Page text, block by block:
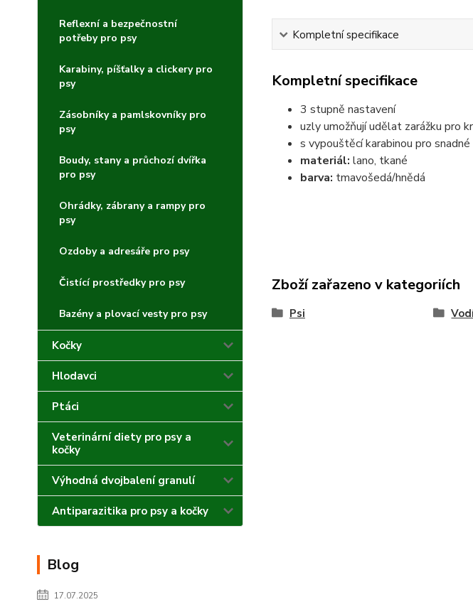
Reflexní a bezpečnostní
potřeby pro psy
Karabiny, píšťalky a clickery pro
psy
Zásobníky a pamlskovníky pro
psy
Boudy, stany a průchozí dvířka
pro psy
Ohrádky, zábrany a rampy pro
psy
Ozdoby a adresáře pro psy
Čistící prostředky pro psy
Bazény a plovací vesty pro psy
Kočky
Hlodavci
Ptáci
Veterinární diety pro psy a
kočky
Výhodná dvojbalení granulí
Antiparazitika pro psy a kočky
Blog
17.07.2025
Kompletní specifikace
Kompletní specifikace
3 stupně nastavení
uzly umožňují udělat zarážku pro
s vypouštěcí karabinou pro
materiál: lano, tkané
barva: tmavošedá/hnědá
Zboží zařazeno v kategoriích
Psi